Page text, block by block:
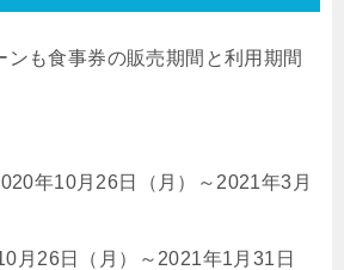
ンも食事券の販売期間と利用期間
年10月26日（月）～2021年3月
月26日（月）～2021年1月31日